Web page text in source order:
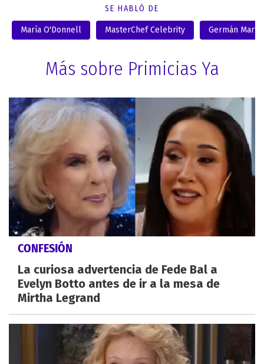
SE HABLÓ DE
María O'Donnell MasterChef Celebrity Germán
Más sobre Primicias Ya
CONFESIÓN
La curiosa advertencia de Fede Bal a
Evelyn Botto antes de ir a la mesa de
Mirtha Legrand